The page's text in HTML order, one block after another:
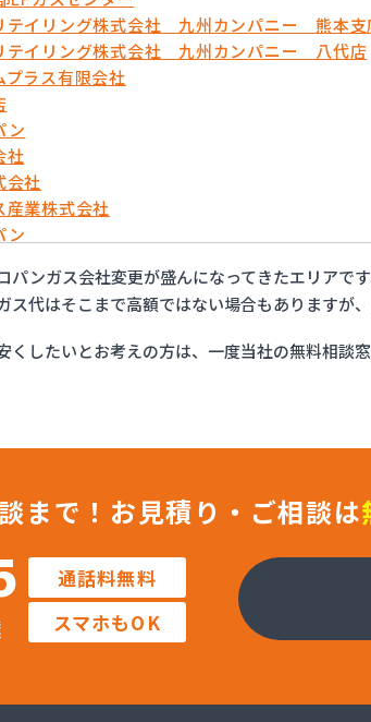
テイリング株式会社 九州カンパニー 熊本支
テイリング株式会社 九州カンパニー 八代店
プラス有限会社
ン
社
会社
産業株式会社
ン
機器株式会社
式会社 ガス部
熊本オフィス オートガススタンド
熊本オフィス ミスミガス熊本店・石油・
ィーエス
もと
パンガス会社変更が盛んになってきたエリアで
ス代はそこまで高額ではない場合もありますが
くしたいとお考えの方は、一度当社の無料相談
まで！ お見積り・ご相談は
通話料無料
スマホもOK